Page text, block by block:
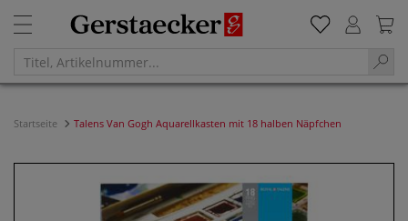
Startseite Talens Van Gogh Aquarellkasten mit 18 halben Näpfchen